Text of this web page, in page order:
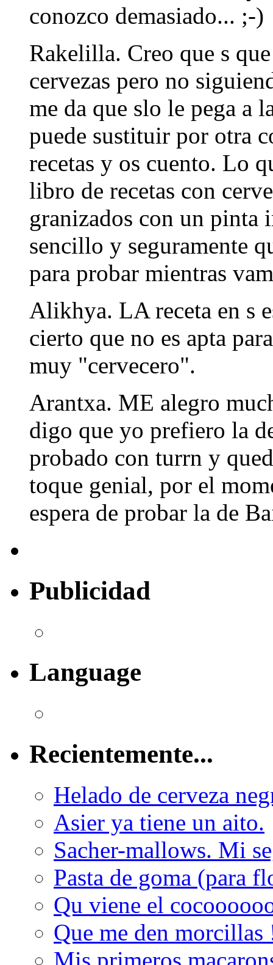
conozco demasiado... ;-)
Rakelilla. Creo que s
cervezas pero no
me da que slo le pega a
puede sustituir por otra
recetas y os cuento. Lo
libro de recetas con
granizados con un pinta
sencillo y seguramente
para probar mientras
Alikhya. LA receta en s
cierto que no es apta
muy "cervecero".
Arantxa. ME alegro
digo que yo prefiero la
probado con turrn y
toque genial, por el
espera de probar la de
Publicidad
Language
Recientemente...
Helado de cerveza
Asier ya tiene un aito.
Sacher-mallows. Mi
Pasta de goma (para
Qu viene el
Que me den morcillas